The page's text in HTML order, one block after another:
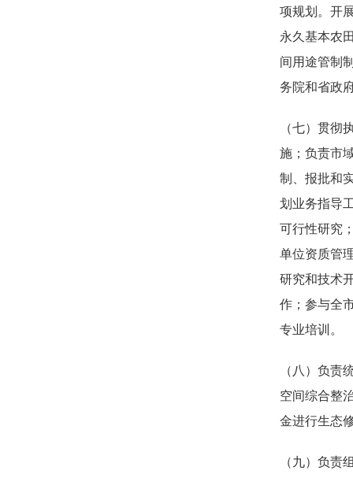
项规划。开
永久基本农
间用途管制
务院和省政
（七）贯彻
施；负责市
制、报批和
划业务指导
可行性研究
单位资质管
研究和技术
作；参与全
专业培训。
（八）负责
空间综合整
金进行生态
（九）负责